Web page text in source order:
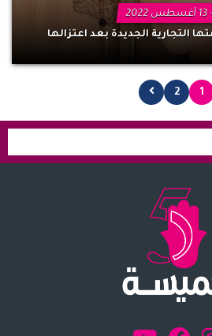
التجارية الجديدة بعد اعتزالها
1
2